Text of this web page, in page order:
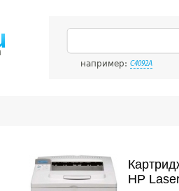
например: C4092A
HP